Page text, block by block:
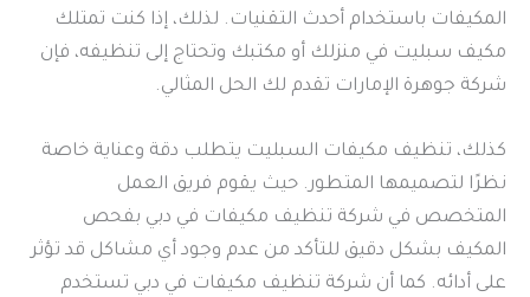
المكيفات باستخدام أحدث التقنيات. لذلك، إذا كنت تمتلك
مكيف سبليت في منزلك أو مكتبك وتحتاج إلى تنظيفه، فإن
شركة جوهرة الإمارات تقدم لك الحل المثالي.
كذلك، تنظيف مكيفات السبليت يتطلب دقة وعناية خاصة
نظرًا لتصميمها المتطور. حيث يقوم فريق العمل
المتخصص في شركة تنظيف مكيفات في دبي بفحص
المكيف بشكل دقيق للتأكد من عدم وجود أي مشاكل قد تؤثر
على أدائه. كما أن شركة تنظيف مكيفات في دبي تستخدم